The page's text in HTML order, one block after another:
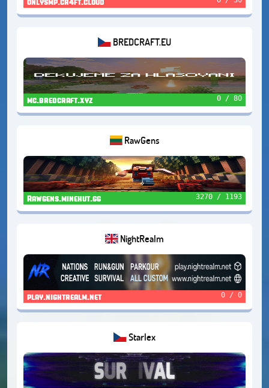
BREDCRAFT.EU
mc.bredcraft.xyz 0 / 80
RawGens
Rawgens.minehut.gg 3270 / 1193
NightRealm
play.nightrealm.net 0 / 0
Starlex